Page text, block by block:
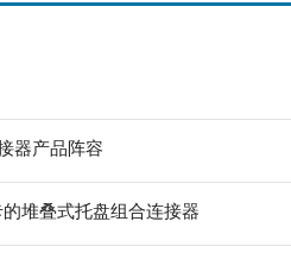
器产品阵容
堆叠式托盘组合连接器